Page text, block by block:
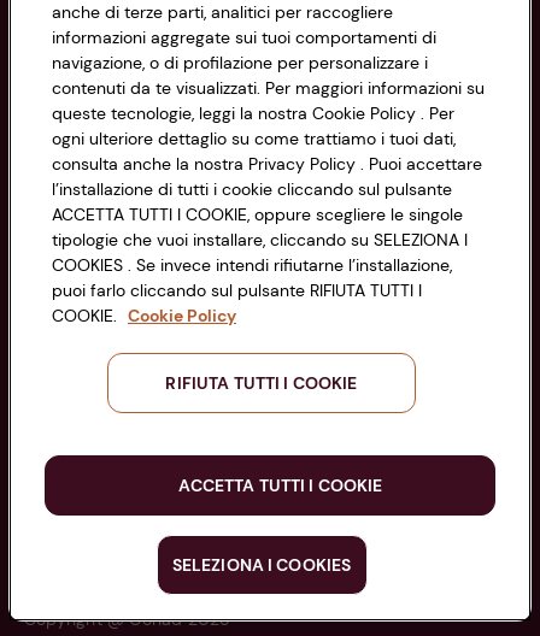
Cookie Policy
Impostazioni Cookie
Accessibilità
CONAD SOCIETÀ COOPERATIVA
Via Michelino, 59 | 40127 BOLOGNA
Codice Fiscale e Registro Imprese
di Bologna 00865960157
PARTITA IVA 03320960374
Servizio clienti
Seguici sui Social:
Copyright @ Conad 2025
anche di terze parti, analitici per raccogliere
informazioni aggregate sui tuoi comportamenti di
navigazione, o di profilazione per personalizzare i
contenuti da te visualizzati. Per maggiori informazioni su
queste tecnologie, leggi la nostra Cookie Policy . Per
ogni ulteriore dettaglio su come trattiamo i tuoi dati,
consulta anche la nostra Privacy Policy . Puoi accettare
l’installazione di tutti i cookie cliccando sul pulsante
ACCETTA TUTTI I COOKIE, oppure scegliere le singole
tipologie che vuoi installare, cliccando su SELEZIONA I
COOKIES . Se invece intendi rifiutarne l’installazione,
puoi farlo cliccando sul pulsante RIFIUTA TUTTI I
COOKIE. Cookie Policy
RIFIUTA TUTTI I COOKIE
ACCETTA TUTTI I COOKIE
SELEZIONA I COOKIES